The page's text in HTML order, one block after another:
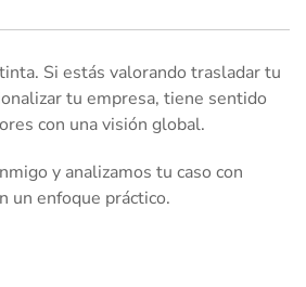
Si estás valorando trasladar tu
tu empresa, tiene sentido
con una visión global.
y analizamos tu caso con
un enfoque práctico.